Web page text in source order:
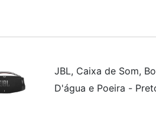
JBL, Caixa de Som,
D'água e Poeira -